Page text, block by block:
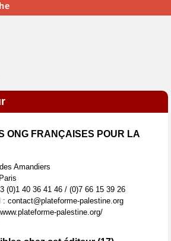
ONG FRANÇAISES POUR LA
Amandiers
(0)1 40 36 41 46 / (0)7 66 15 39 26
: contact@plateforme-palestine.org
palestine.org/